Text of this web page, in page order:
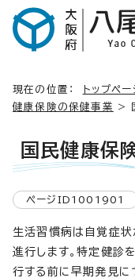
現在の位置： トップペー
健康保険の保健事業
>
国民健康保
ページID1001901
生活習慣病は自覚症状
進行します。特定健診
行する前に早期発見に